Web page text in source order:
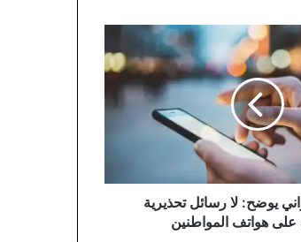
يوضح: لا رسائل تحذيرية
هواتف المواطنين